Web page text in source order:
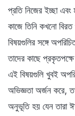
প্রতি নিজের ইচ্ছা এবং
কাজে তিনি কখনো
বিষয়গুলির সঙ্গে
তাদের কাছে
এই বিষয়গুলি খুবই
অভিজ্ঞতা অর্জন করে,
অনুভূতি হয় যেন তারা